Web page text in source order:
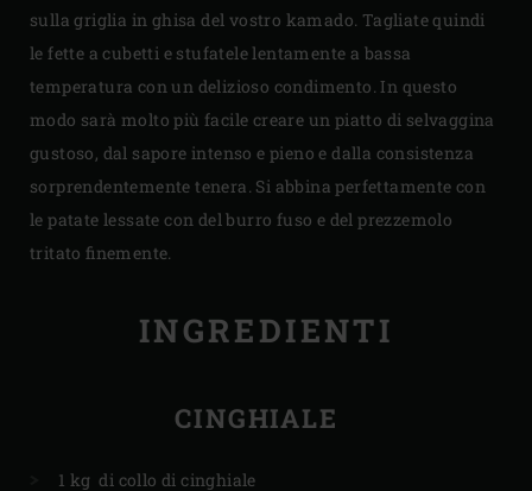
sulla griglia in ghisa del vostro kamado. Tagliate quindi
le fette a cubetti e stufatele lentamente a bassa
temperatura con un delizioso condimento. In questo
modo sarà molto più facile creare un piatto di selvaggina
gustoso, dal sapore intenso e pieno e dalla consistenza
sorprendentemente tenera. Si abbina perfettamente con
le patate lessate con del burro fuso e del prezzemolo
tritato finemente.
INGREDIENTI
CINGHIALE
1 kg di collo di cinghiale